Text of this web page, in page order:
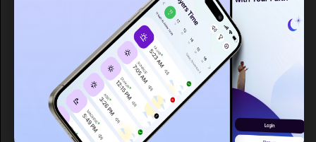
(43 km)
Villeneuve-Saint-Georges
(44 km)
Villeneuve-le-Roi(41 km)
Villeneuve-la-Garenne
(22 km)
Villemomble (37 km)